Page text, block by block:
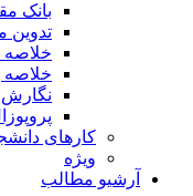
بانک
تدوین
خلاصه
خلاصه
نگارش
کارهای
ویژه
آرشیو مطالب